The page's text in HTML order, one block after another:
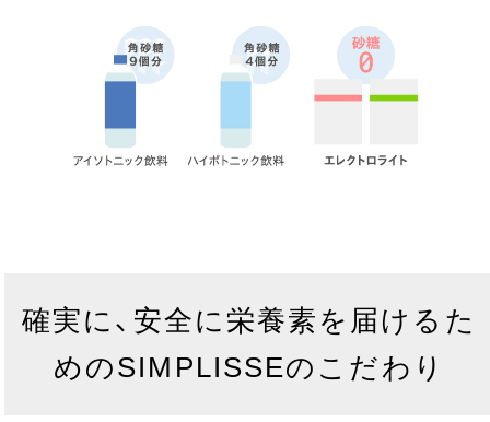
確実に、安全に栄養素を届けるた
めのSIMPLISSEのこだわり